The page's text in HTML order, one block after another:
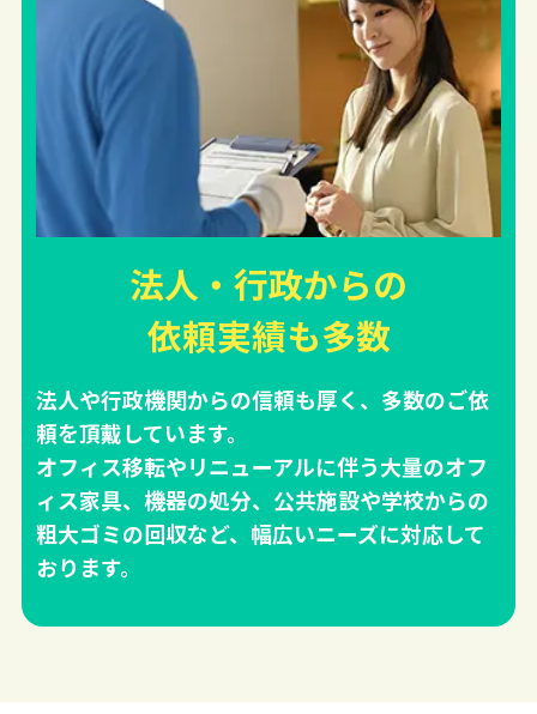
法人・行政からの
依頼実績も多数
法人や行政機関からの信頼も厚く、多数のご依
頼を頂戴しています。
オフィス移転やリニューアルに伴う大量のオフ
ィス家具、機器の処分、公共施設や学校からの
粗大ゴミの回収など、幅広いニーズに対応して
おります。